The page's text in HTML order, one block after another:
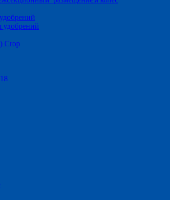
удобрений
Crop